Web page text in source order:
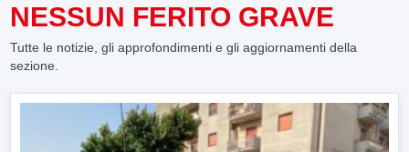
NESSUN FERITO GRAVE
Tutte le notizie, gli approfondimenti e gli aggiornamenti della
sezione.